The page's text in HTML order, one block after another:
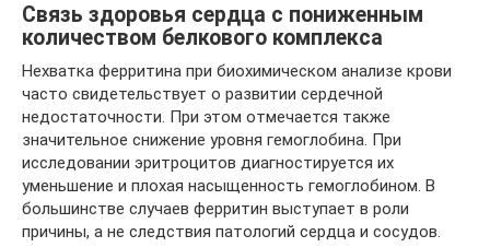
Связь здоровья сердца с пониженным
количеством белкового комплекса
Нехватка ферритина при биохимическом анализе крови
часто свидетельствует о развитии сердечной
недостаточности. При этом отмечается также
значительное снижение уровня гемоглобина. При
исследовании эритроцитов диагностируется их
уменьшение и плохая насыщенность гемоглобином. В
большинстве случаев ферритин выступает в роли
причины, а не следствия патологий сердца и сосудов.